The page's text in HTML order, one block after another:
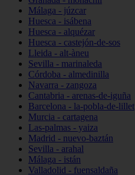
Málaga - júzcar
Huesca - isábena
Huesca - alquézar
Huesca - castejón-de-sos
Lleida - alt-àneu
Sevilla - marinaleda
Córdoba - almedinilla
Navarra - zangoza
Cantabria - arenas-de-iguña
Barcelona - la-pobla-de-lillet
Murcia - cartagena
Las-palmas - yaiza
Madrid - nuevo-baztán
Sevilla - arahal
Málaga - istán
Valladolid - fuensaldaña